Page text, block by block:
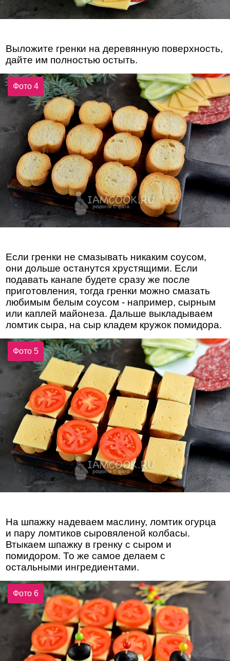
Выложите гренки на деревянную поверхность,
дайте им полностью остыть.
Фото 4
Если гренки не смазывать никаким соусом,
они дольше останутся хрустящими. Если
подавать канапе будете сразу же после
приготовления, тогда гренки можно смазать
любимым белым соусом - например, сырным
или каплей майонеза. Дальше выкладываем
ломтик сыра, на сыр кладем кружок помидора.
Фото 5
На шпажку надеваем маслину, ломтик огурца
и пару ломтиков сыровяленой колбасы.
Втыкаем шпажку в гренку с сыром и
помидором. То же самое делаем с
остальными ингредиентами.
Фото 6